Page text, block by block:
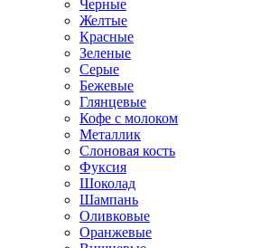
Черные
Желтые
Красные
Зеленые
Серые
Бежевые
Глянцевые
Кофе с молоком
Металлик
Слоновая кость
Фуксия
Шоколад
Шампань
Оливковые
Оранжевые